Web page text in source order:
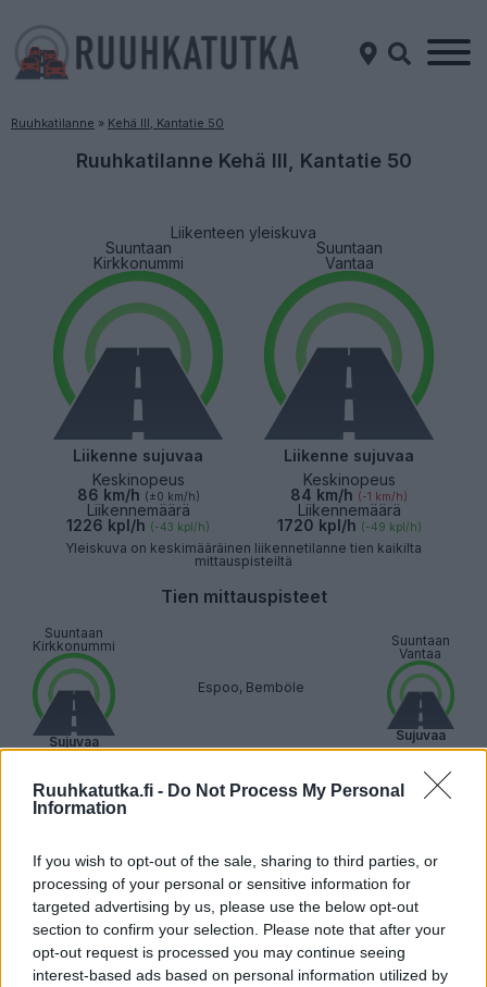
Ruuhkatutka.fi - Do Not Process My Personal
Information
If you wish to opt-out of the sale, sharing to third parties, or
processing of your personal or sensitive information for
targeted advertising by us, please use the below opt-out
section to confirm your selection. Please note that after your
opt-out request is processed you may continue seeing
interest-based ads based on personal information utilized by
Ruuhkatilanne » Kehä III, Kantatie 50
Ruuhkatilanne Kehä III, Kantatie 50
Liikenteen yleiskuva
Suuntaan
Kirkkonummi
Liikenne sujuvaa
Keskinopeus
86 km/h (±0 km/h)
Liikennemäärä
1226 kpl/h (-43 kpl/h)
Suuntaan
Vantaa
Liikenne sujuvaa
Keskinopeus
84 km/h (-1 km/h)
Liikennemäärä
1720 kpl/h (-49 kpl/h)
Yleiskuva on keskimääräinen liikennetilanne tien kaikilta
mittauspisteiltä
Tien mittauspisteet
Suuntaan
Kirkkonummi
Sujuvaa
Espoo, Bemböle
Suuntaan
Vantaa
Sujuvaa
Kirkkonummi
Sujuvaa
Suuntaan
Vantaa
Sujuvaa
Suuntaan
Kirkkonummi
Espoo, Järvenperä
Suuntaan
Vantaa